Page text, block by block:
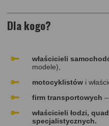
Dla kogo?
właścicieli
modele),
motocyklistów i
firm transportowych
właścicieli łodzi,
specjalistycznych.